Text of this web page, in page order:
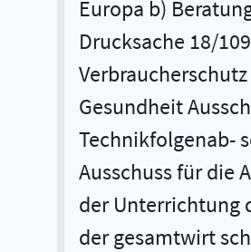
Europa b)
Drucksache 18/
Gesundheit
Technikfolgenab-
Ausschuss für die
der Unterrichtung
der gesamtwirt­